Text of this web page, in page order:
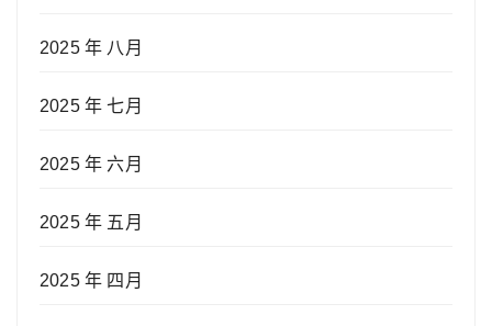
2025 年 八月
2025 年 七月
2025 年 六月
2025 年 五月
2025 年 四月